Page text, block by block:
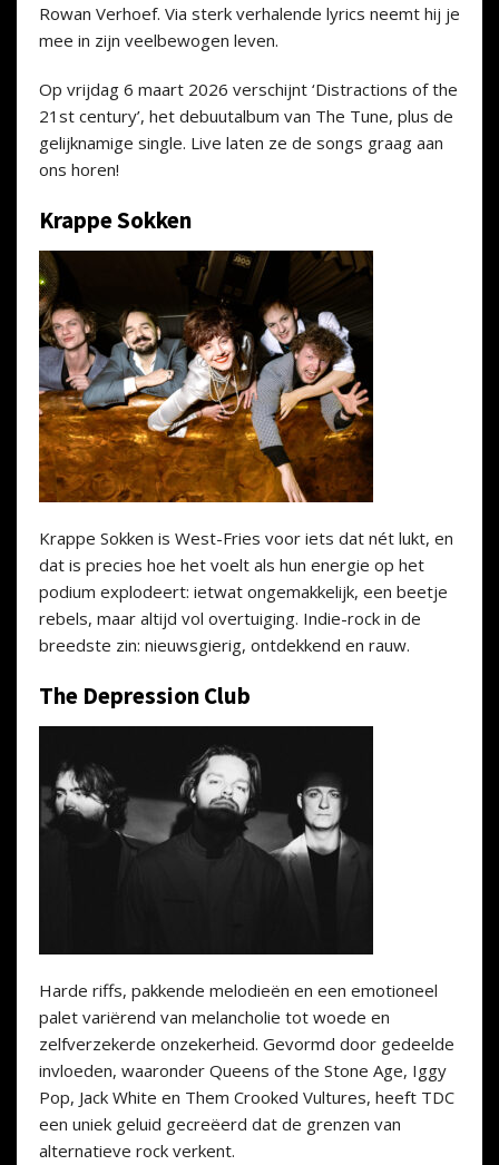
Rowan Verhoef. Via sterk verhalende lyrics neemt hij je
mee in zijn veelbewogen leven.
Op vrijdag 6 maart 2026 verschijnt ‘Distractions of the
21st century’, het debuutalbum van The Tune, plus de
gelijknamige single. Live laten ze de songs graag aan
ons horen!
Krappe Sokken
Krappe Sokken is West-Fries voor iets dat nét lukt, en
dat is precies hoe het voelt als hun energie op het
podium explodeert: ietwat ongemakkelijk, een beetje
rebels, maar altijd vol overtuiging. Indie-rock in de
breedste zin: nieuwsgierig, ontdekkend en rauw.
The Depression Club
Harde riffs, pakkende melodieën en een emotioneel
palet variërend van melancholie tot woede en
zelfverzekerde onzekerheid. Gevormd door gedeelde
invloeden, waaronder Queens of the Stone Age, Iggy
Pop, Jack White en Them Crooked Vultures, heeft TDC
een uniek geluid gecreëerd dat de grenzen van
alternatieve rock verkent.